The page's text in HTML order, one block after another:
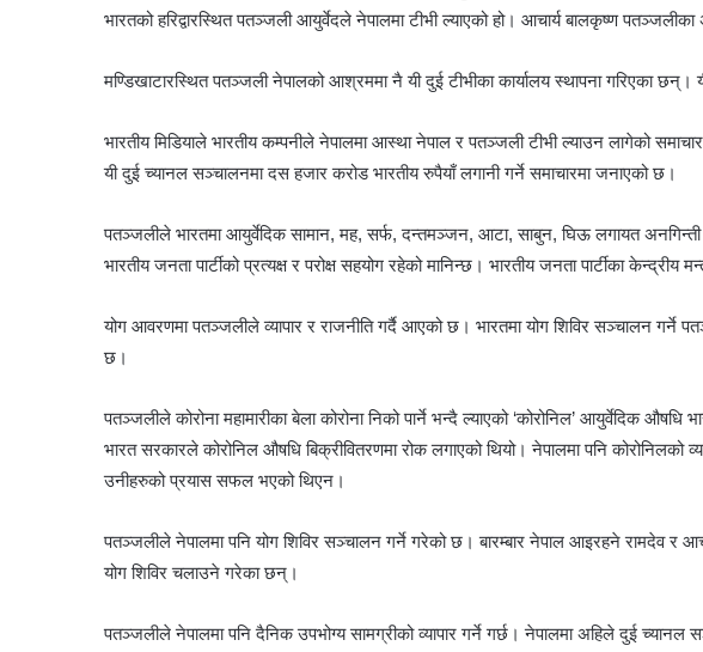
भारतको हरिद्वारस्थित पतञ्जली आयुर्वेदले नेपालमा टीभी ल्याएको हो। आचार्य बालकृष्ण पतञ्जलीका
मण्डिखाटारस्थित पतञ्जली नेपालको आश्रममा नै यी दुई टीभीका कार्यालय स्थापना गरिएका
भारतीय मिडियाले भारतीय कम्पनीले नेपालमा आस्था नेपाल र पतञ्जली टीभी ल्याउन लागेको
यी दुई च्यानल सञ्चालनमा दस हजार करोड भारतीय रुपैयाँ लगानी गर्ने समाचारमा जनाएको छ।
पतञ्जलीले भारतमा आयुर्वेदिक सामान, मह, सर्फ, दन्तमञ्जन, आटा, साबुन, घिऊ लगायत अनगिन्ती
भारतीय जनता पार्टीको प्रत्यक्ष र परोक्ष सहयोग रहेको मानिन्छ। भारतीय जनता पार्टीका
योग आवरणमा पतञ्जलीले व्यापार र राजनीति गर्दै आएको छ। भारतमा योग शिविर सञ्चालन गर्ने
छ।
पतञ्जलीले कोरोना महामारीका बेला कोरोना निको पार्ने भन्दै ल्याएको ‘कोरोनिल’ आयुर्वेदिक
भारत सरकारले कोरोनिल औषधि बिक्रीवितरणमा रोक लगाएको थियो। नेपालमा पनि कोरोनिलको
उनीहरुको प्रयास सफल भएको थिएन।
पतञ्जलीले नेपालमा पनि योग शिविर सञ्चालन गर्ने गरेको छ। बारम्बार नेपाल आइरहने रामदेव र
योग शिविर चलाउने गरेका छन्।
पतञ्जलीले नेपालमा पनि दैनिक उपभोग्य सामग्रीको व्यापार गर्ने गर्छ। नेपालमा अहिले दुई च्यानल